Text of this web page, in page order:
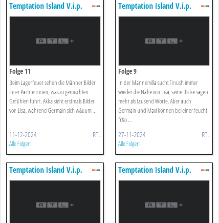
Temptation Island V.i.p.
Folge 11
Beim Lagerfeuer sehen die Männer Bilder
ihrer Partnerinnen, was zu gemischten
Gefühlen führt. Akka sieht erstmals Bilder
von Lisa, während Germain sich w&uum ...
11-12-2024 RTL
Alle Folgen
Temptation Island V.i.p.
Folge 9
In der Männervilla sucht Tinush immer
wieder die Nähe von Lisa, seine Blicke sagen
mehr als tausend Worte. Aber auch
Germain und Maxi können bei einer feucht
fr&o ...
27-11-2024 RTL
Alle Folgen
Temptation Island V.i.p. Temptation Island V.i.p.